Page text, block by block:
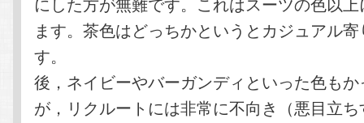
ます。茶色はどっちかというとカジュアル
す。
後，ネイビーやバーガンディといった色も
が，リクルートには非常に不向き（悪目立